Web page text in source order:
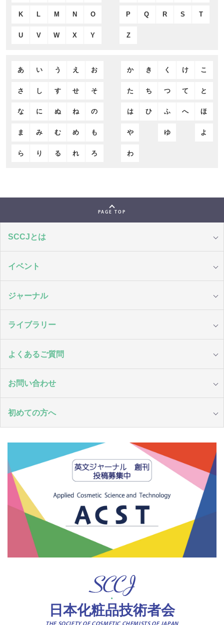
K L M N O P Q R S T
U V W X Y Z
あ い う え お か き く け こ
さ し す せ そ た ち つ て と
な に ぬ ね の は ひ ふ へ ほ
ま み む め も や ゆ よ
ら り る れ ろ わ
PAGE TOP
SCCJとは
イベント
ジャーナル
ライブラリー
よくあるご質問
お問い合わせ
初めての方へ
日本化粧品技術者会
THE SOCIETY OF COSMETIC CHEMISTS OF JAPAN